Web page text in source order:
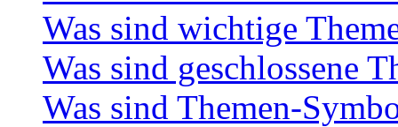
Was sind wichtige
Was sind geschlossene
Was sind Themen-